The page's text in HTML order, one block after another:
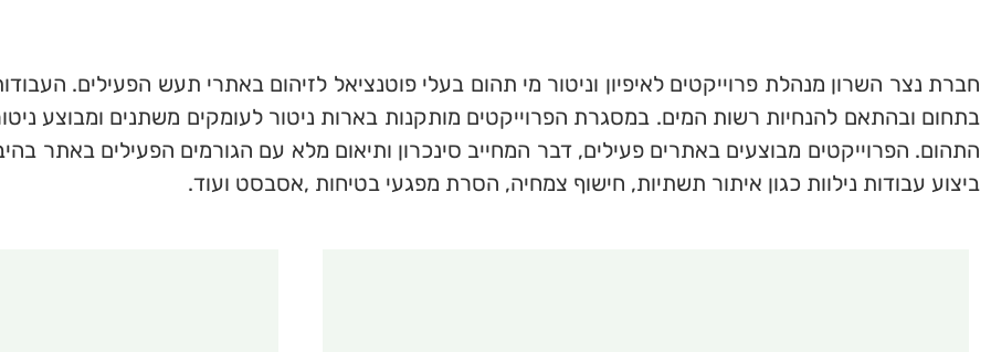
חברת נצר השרון מנהלת פרוייקטים לאיפיון וניטור מי תהום בעלי פוטנציאל לזיהום באתרי תעש הפעילים.
בתחום ובהתאם להנחיות רשות המים. במסגרת הפרוייקטים מותקנות בארות ניטור לעומקים משתנים ומבוצע
התהום. הפרוייקטים מבוצעים באתרים פעילים, דבר המחייב סינכרון ותיאום מלא עם הגורמים הפעילים באתר
ביצוע עבודות נילוות כגון איתור תשתיות, חישוף צמחיה, הסרת מפגעי בטיחות ,אסבסט ועוד.